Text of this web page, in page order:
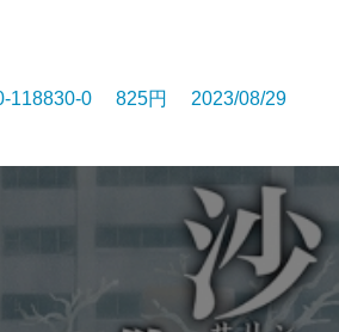
118830-0 825円 2023/08/29